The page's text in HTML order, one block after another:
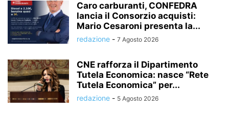
Caro carburanti, CONFEDRA
lancia il Consorzio acquisti:
Mario Cesaroni presenta la...
redazione - 7 Agosto 2026
CNE rafforza il Dipartimento
Tutela Economica: nasce “Rete
Tutela Economica” per...
redazione - 5 Agosto 2026